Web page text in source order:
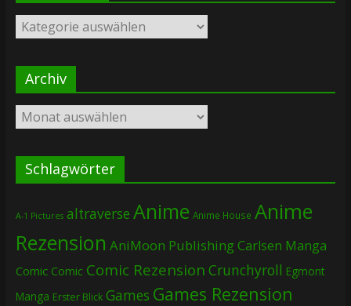
Kategorien
Archiv
Archiv
Schlagwörter
A-1 Pictures altraverse Anime Anime House Anime
Rezension AniMoon PublishingCarlsen Manga
Comic Comic Comic Rezension Crunchyroll Egmont
Manga Erster Blick Games Games Rezension